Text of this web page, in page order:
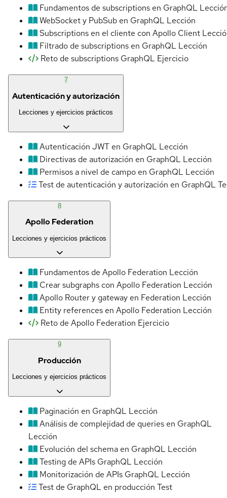
Fundamentos de subscriptions en GraphQL
WebSocket y PubSub en GraphQL Lección
Subscriptions en el cliente con Apollo Client
Filtrado de subscriptions en GraphQL Lección
Reto de subscriptions GraphQL Ejercicio
7
Autenticación y autorización
Lecciones y ejercicios prácticos
Autenticación JWT en GraphQL Lección
Directivas de autorización en GraphQL Lección
Permisos a nivel de campo en GraphQL Lección
Test de autenticación y autorización en GraphQL
8
Apollo Federation
Lecciones y ejercicios prácticos
Fundamentos de Apollo Federation Lección
Crear subgraphs con Apollo Federation Lección
Apollo Router y gateway en Federation Lección
Entity references en Apollo Federation Lección
Reto de Apollo Federation Ejercicio
9
Producción
Lecciones y ejercicios prácticos
Paginación en GraphQL Lección
Análisis de complejidad de queries en GraphQL
Lección
Evolución del schema en GraphQL Lección
Testing de APIs GraphQL Lección
Monitorización de APIs GraphQL Lección
Test de GraphQL en producción Test